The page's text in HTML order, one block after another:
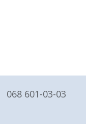
068 601-03-03